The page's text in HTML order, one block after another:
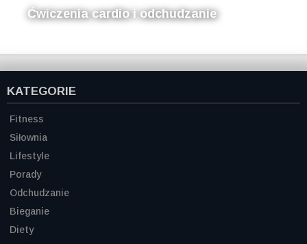
Ćwiczenia cardio i odchudzanie
KATEGORIE
Fitness
Siłownia
Lifestyle
Porady
Odchudzanie
Bieganie
Diety